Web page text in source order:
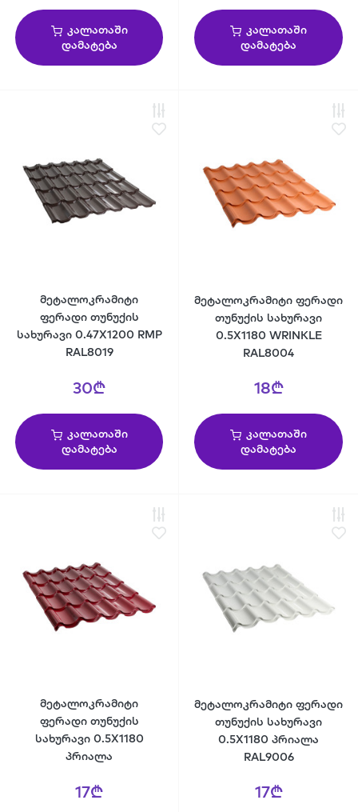
კალათაში
დამატება
კალათაში
დამატება
მეტალოკრამიტი
ფერადი თუნუქის
სახურავი 0.47X1200 RMP
RAL8019
30₾
კალათაში
დამატება
მეტალოკრამიტი ფერადი
თუნუქის სახურავი
0.5X1180 WRINKLE
RAL8004
18₾
კალათაში
დამატება
მეტალოკრამიტი
ფერადი თუნუქის
სახურავი 0.5X1180
პრიალა
17₾
მეტალოკრამიტი ფერადი
თუნუქის სახურავი
0.5X1180 პრიალა
RAL9006
17₾